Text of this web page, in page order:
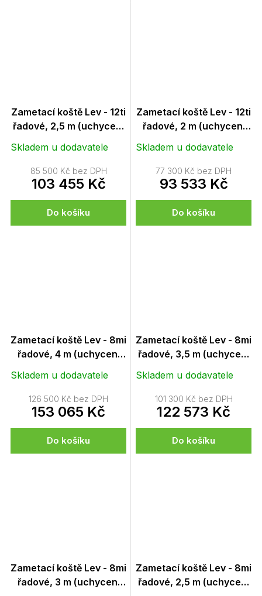
Zametací koště Lev - 12ti
řadové, 2,5 m (uchycení
vysokozdvižné vozíky)
Skladem u dodavatele
85 500 Kč bez DPH
103 455 Kč
Do košíku
Zametací koště Lev - 12ti
řadové, 2 m (uchycení
vysokozdvižné vozíky)
Skladem u dodavatele
77 300 Kč bez DPH
93 533 Kč
Do košíku
Zametací koště Lev - 8mi
řadové, 4 m (uchycení
vysokozdvižné vozíky)
Skladem u dodavatele
126 500 Kč bez DPH
153 065 Kč
Do košíku
Zametací koště Lev - 8mi
řadové, 3,5 m (uchycení
vysokozdvižné vozíky)
Skladem u dodavatele
101 300 Kč bez DPH
122 573 Kč
Do košíku
Zametací koště Lev - 8mi
řadové, 3 m (uchycení
Zametací koště Lev - 8mi
řadové, 2,5 m (uchycení